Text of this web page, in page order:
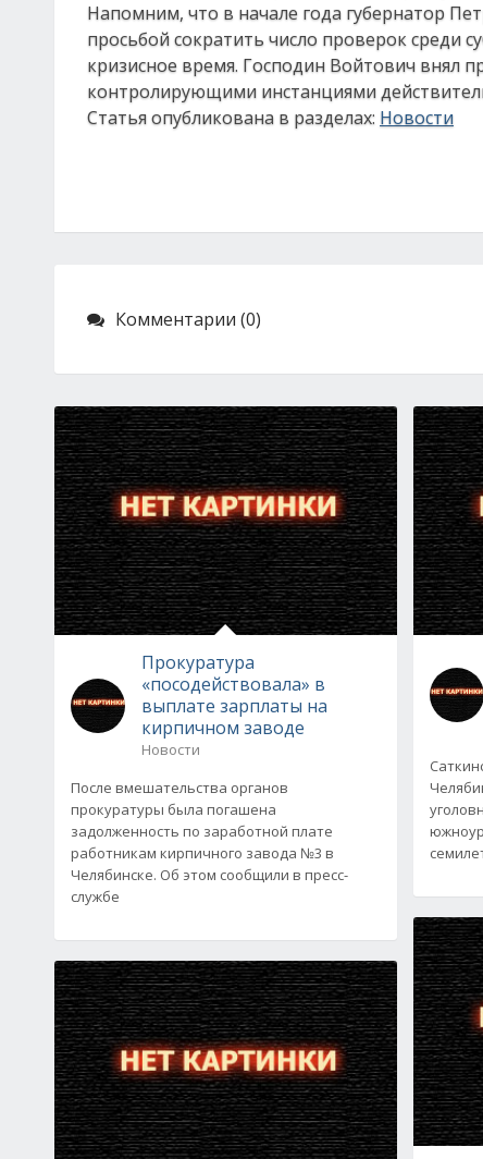
Напомним, что в начале года губернатор
просьбой сократить число проверок среди
кризисное время. Господин Войтович внял
контролирующими инстанциями
Статья опубликована в разделах: Новости
Комментарии (0)
Прокуратура
«посодействовала» в
выплате зарплаты на
кирпичном заводе
Новости
После вмешательства органов
прокуратуры была погашена
задолженность по заработной плате
работникам кирпичного завода №3 в
Челябинске. Об этом сообщили в пресс-
службе